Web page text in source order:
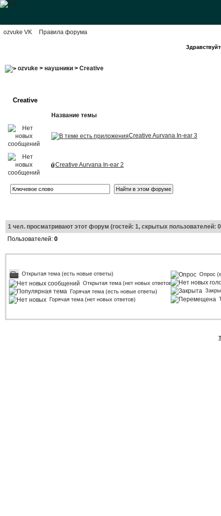
ozvuke VK Правила форума
ozvuke> наушники> Creative
Creative
Название темы
Creative Aurvana In-ear 3
Creative Aurvana In-ear 2
1чел. просматривают этот форум (гостей: 1, скрытых пользователей:
Пользователей: 0
Открытая тема (есть новые ответы)
Открытая тема (нет новых ответов)
Горячая тема (есть новые ответы)
Горячая тема (нет новых ответов)
Опрос